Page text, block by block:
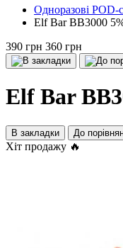
Одноразові POD-
Elf Bar BB3000
390 грн 360 грн
Elf Bar
В закладки До
Хіт продажу 🔥